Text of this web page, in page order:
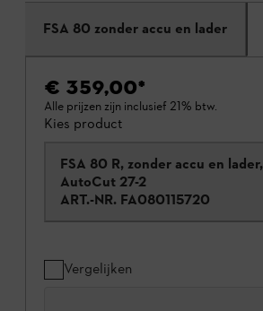
FSA 80 zonder accu en lader
€ 359,00*
Alle prijzen zijn inclusief 21% btw.
Kies product
FSA 80 R, zonder accu en lader,
AutoCut 27-2
ART.-NR. FA080115720
Vergelijken